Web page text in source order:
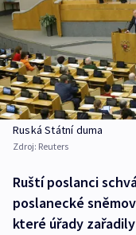
Ruská Státní duma
Zdroj: Reuters
Ruští poslanci
poslanecké
které úřady